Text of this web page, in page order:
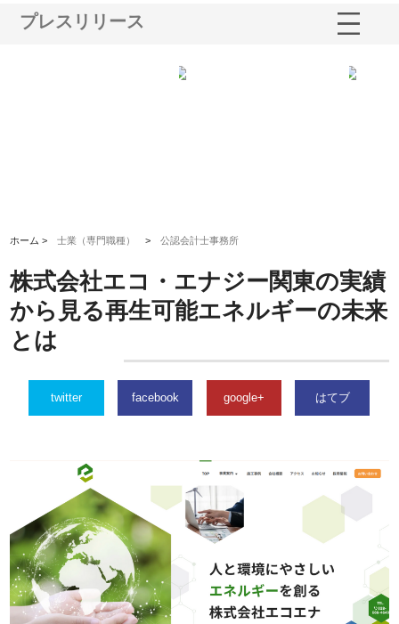
プレスリリース
ホーム >士業（専門職種） >公認会計士事務所
株式会社エコ・エナジー関東の実績
から見る再生可能エネルギーの未来
とは
twitter facebook google+ はてブ